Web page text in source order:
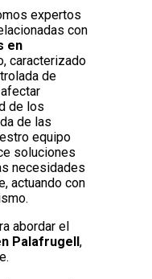
expertos
con
en
caracterizado
de
de los
de las
equipo
soluciones
necesidades
actuando con
abordar el
Palafrugell ,